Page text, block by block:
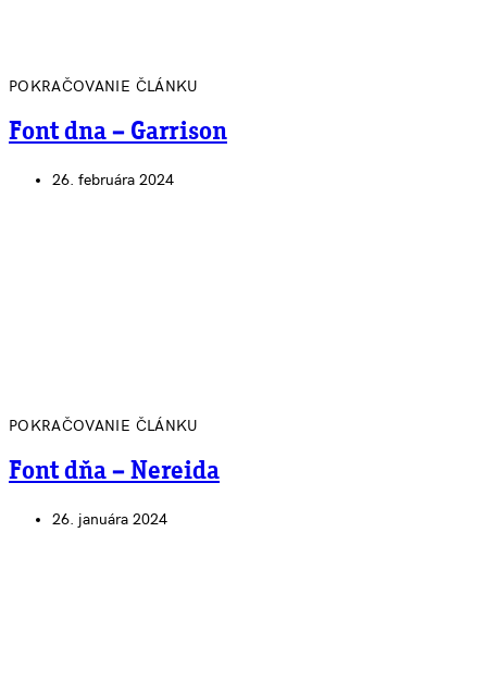
POKRAČOVANIE ČLÁNKU
Font dna – Garrison
26. februára 2024
POKRAČOVANIE ČLÁNKU
Font dňa – Nereida
26. januára 2024